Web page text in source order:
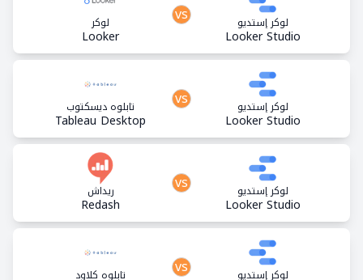
لوكر إستديو
Looker Studio
لوكر
Looker
vs
لوكر إستديو
Looker Studio
تابلوه ديسكتوب
Tableau Desktop
vs
لوكر إستديو
Looker Studio
ريداش
Redash
vs
لوكر إستديو تابلوه كلاود vs